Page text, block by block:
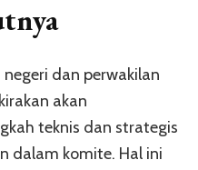
dan perwakilan
akan
teknis dan strategis
dalam komite. Hal ini